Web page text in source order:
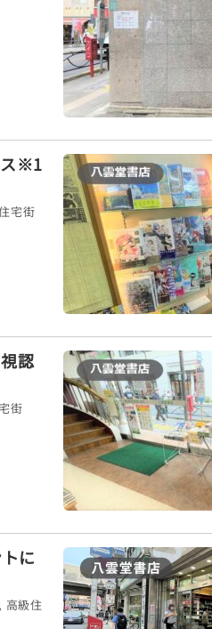
ス※1
宅街
認
街
に
, 高級住